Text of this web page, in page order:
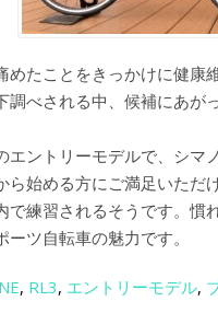
たことをきっかけに健康
調べされる中、候補にあ
ントリーモデルで、シマ
始める方にご満足いただ
練習されるそうです。慣
ツ自転車の魅力です。
, RL3, エントリーモデル,